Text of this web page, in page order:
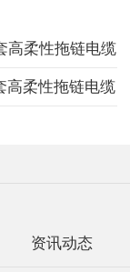
高柔性拖链电缆
高柔性拖链电缆
资讯动态